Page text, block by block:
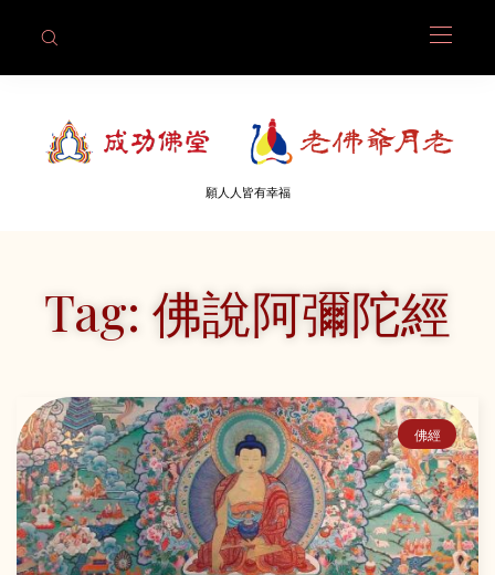
願人人皆有幸福
Tag: 佛說阿彌陀經
佛經